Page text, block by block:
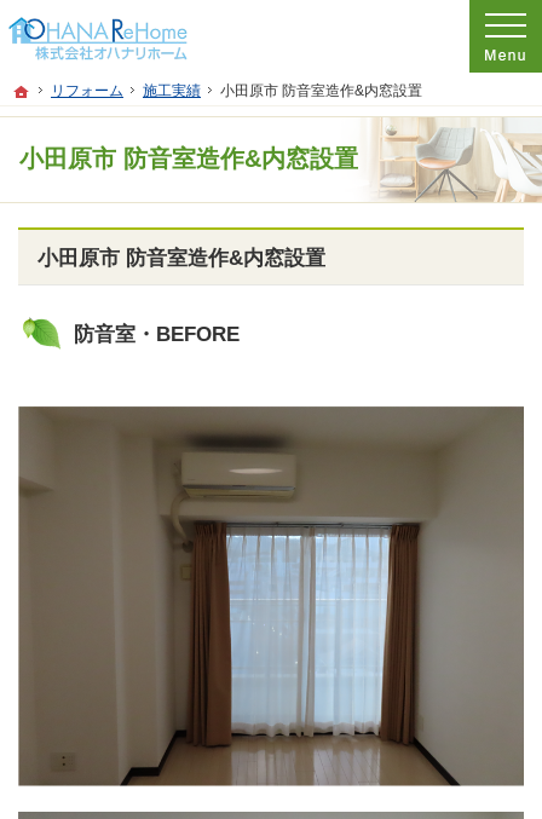
ホーム
リフォーム 施工実績 小田原市 防音室造作&内窓設置
小田原市 防音室造作&内窓設置
プロの目線からご提案。神奈川県茅ケ崎市のリフォームを手がける工務店なら当社
リフォームをお考えなら神奈川県茅ケ崎市の工務店【オハナリホーム】へ！
小田原市 防音室造作&内窓設置
防音室・BEFORE